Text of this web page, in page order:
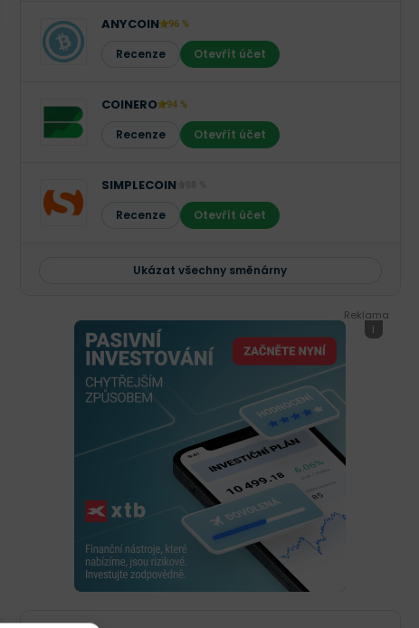
ANYCOIN 96 %
Recenze Otevřít účet
COINERO 94 %
Recenze Otevřít účet
SIMPLECOIN
Recenze Otevřít účet
Ukázat všechny směnárny
Reklama
i